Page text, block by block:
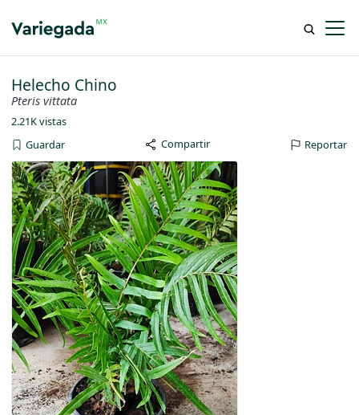
Helecho Chino
Pteris vittata
2.21K vistas
Guardar
Compartir Reportar